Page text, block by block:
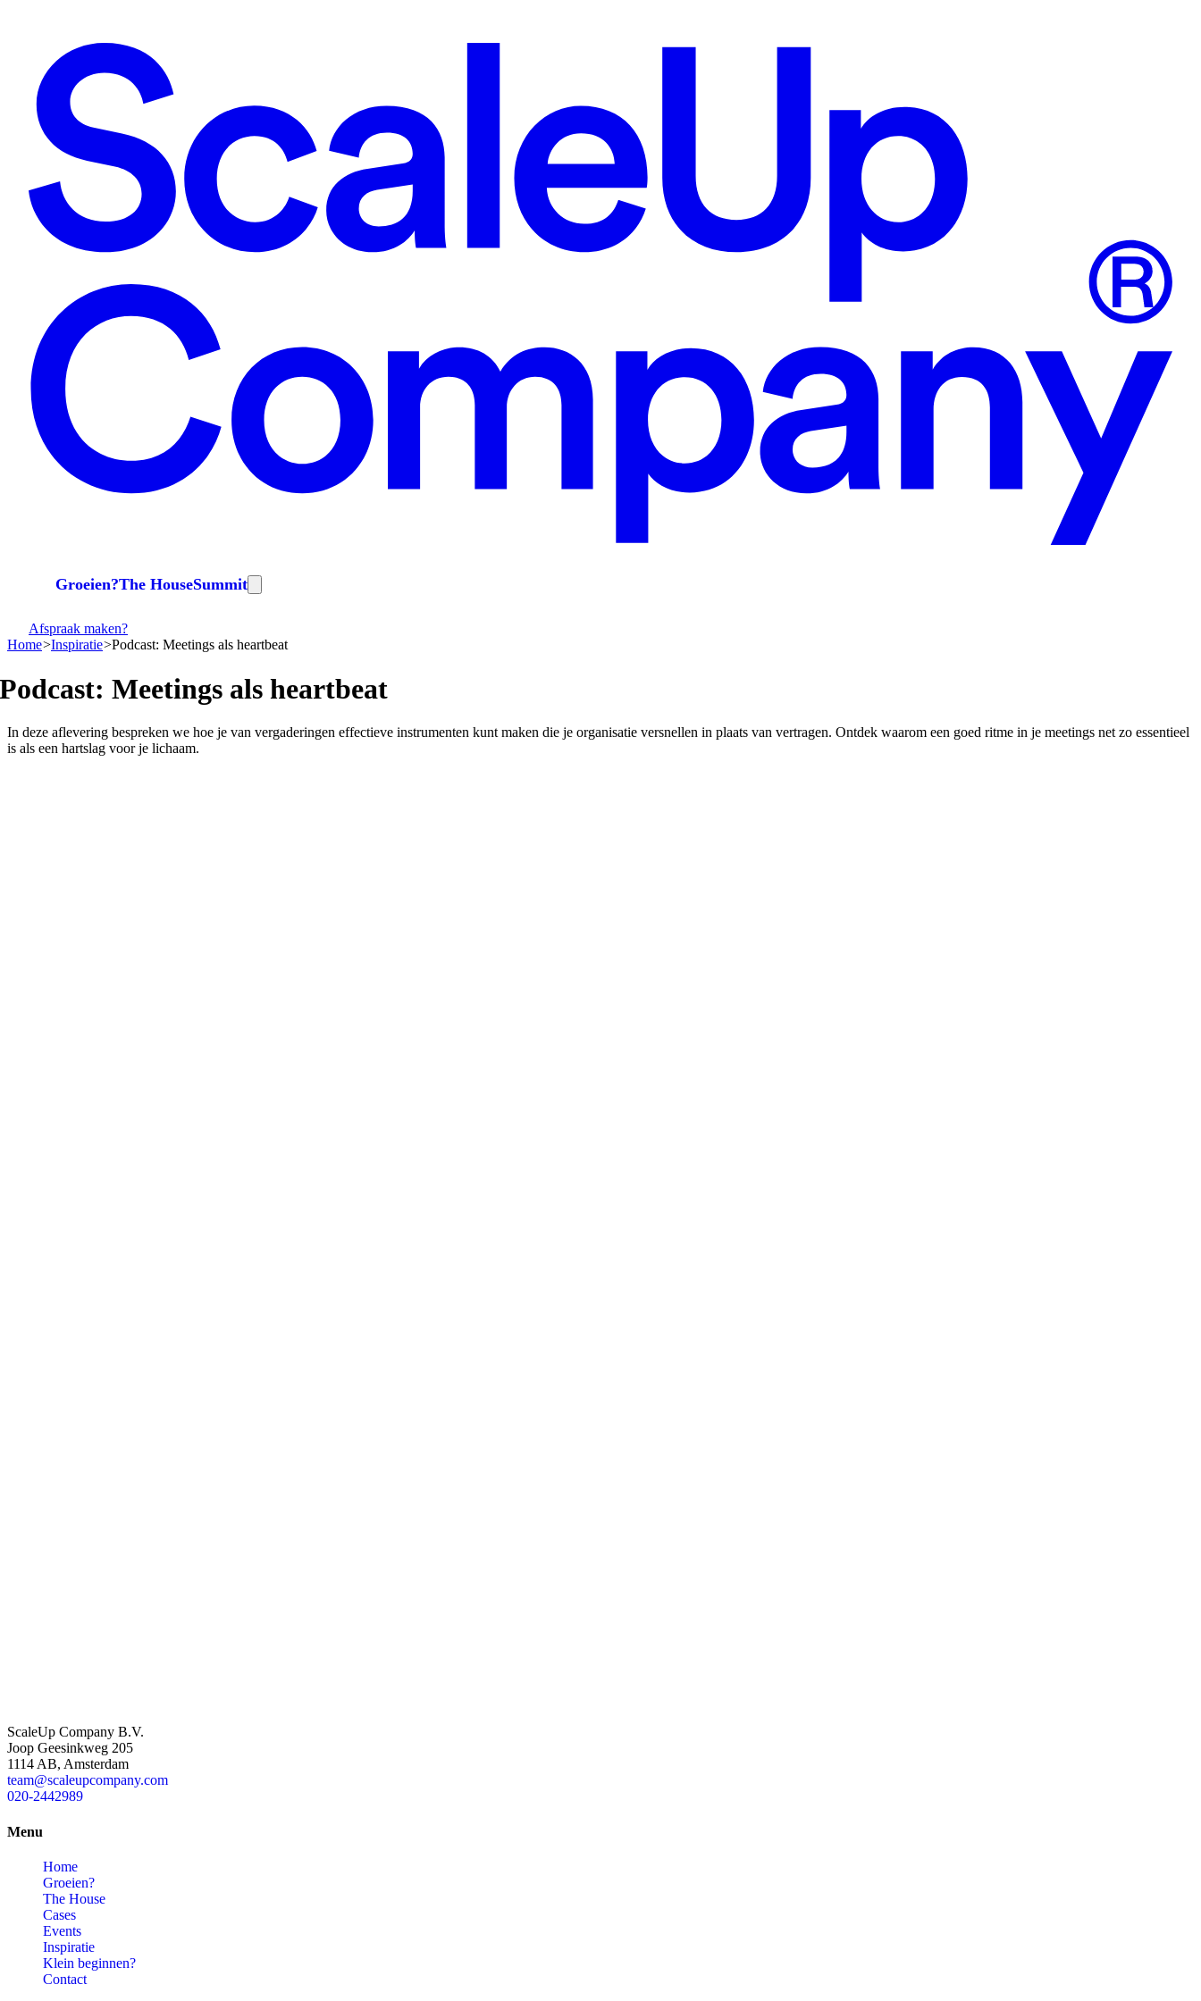
Groeien?The HouseSummit
Afspraak maken?
Home Inspiratie Podcast: Meetings als heartbeat
Meetings als heartbeat
In deze aflevering bespreken we hoe je van vergaderingen effectieve instrumenten kunt maken die je organisatie versnellen in plaats van vertragen. Ontdek waarom een goed ritme in je meetings net zo essentieel
is als een hartslag voor je lichaam.
ScaleUp Company B.V.
Joop Geesinkweg 205
1114 AB, Amsterdam
team@scaleupcompany.com
020-2442989
Menu
Home
Groeien?
The House
Cases
Events
Inspiratie
Klein beginnen?
Contact